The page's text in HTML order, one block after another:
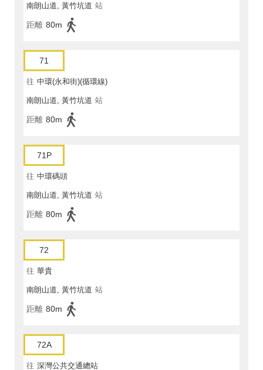
南朗山道, 黃竹坑道 站
距離 80m
71
往 中環(永和街)(循環線)
南朗山道, 黃竹坑道 站
距離 80m
71P
往 中環碼頭
南朗山道, 黃竹坑道 站
距離 80m
72
往 華貴
南朗山道, 黃竹坑道 站
距離 80m
72A
往 深灣公共交通總站